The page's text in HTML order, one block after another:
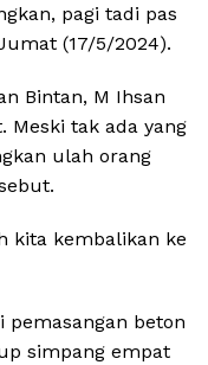
pagi tadi pas
(17/5/2024).
Bintan, M Ihsan
Meski tak ada yang
ulah orang
kita kembalikan ke
beton
simpang empat